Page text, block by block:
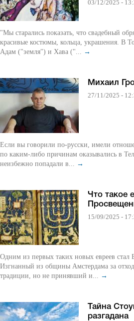
03/12/2025 -
"Мы старались показать, что свадебный
красивые костюмы, кольца, украшения. В
Адам ("земля") и Хава ("... →
Михаил
27/11/2025 -
Если вы говорили по-русски, имели
по каким-либо причинам оказывались в
неизбежно попадали в... →
Что такое
15/09/2025 -
Одним из первых таких новых евреев стал
Изгнанный из общины Амстердама за
традиции, но не принявший и... →
Тайна
разгадана